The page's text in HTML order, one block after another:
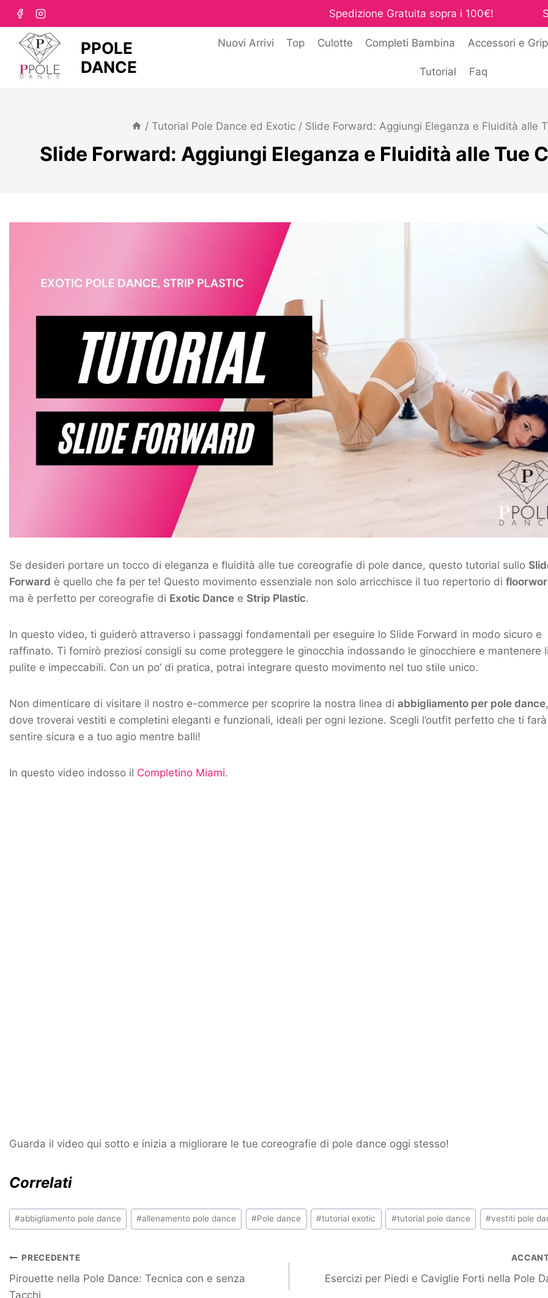
Spedizione Gratuita sopra i 100€!
PPOLE
DANCE
Nuovi Arrivi Top Culotte Completi Bambina Accessori e Grip
Tutorial Faq
/ Tutorial Pole Dance ed Exotic / Slide Forward: Aggiungi Eleganza e Fluidità alle
Slide Forward: Aggiungi Eleganza e Fluidità alle Tue
Se desideri portare un tocco di eleganza e fluidità alle tue coreografie di pole dance, questo tutorial sullo
Forward è quello che fa per te! Questo movimento essenziale non solo arricchisce il tuo repertorio di
ma è perfetto per coreografie di Exotic Dance e Strip Plastic.
In questo video, ti guiderò attraverso i passaggi fondamentali per eseguire lo Slide Forward in modo sicuro e
raffinato. Ti fornirò preziosi consigli su come proteggere le ginocchia indossando le ginocchiere e mantenere
pulite e impeccabili. Con un po’ di pratica, potrai integrare questo movimento nel tuo stile unico.
Non dimenticare di visitare il nostro e-commerce per scoprire la nostra linea di abbigliamento per pole dance,
dove troverai vestiti e completini eleganti e funzionali, ideali per ogni lezione. Scegli l’outfit perfetto che ti farà
sentire sicura e a tuo agio mentre balli!
In questo video indosso il Completino Miami.
Guarda il video qui sotto e inizia a migliorare le tue coreografie di pole dance oggi stesso!
Correlati
#abbigliamento pole dance #allenamento pole dance #Pole dance #tutorial exotic #tutorial pole dance #vestiti pole
PRECEDENTE
Pirouette nella Pole Dance: Tecnica con e senza
Tacchi
Esercizi per Piedi e Caviglie Forti nella Pole